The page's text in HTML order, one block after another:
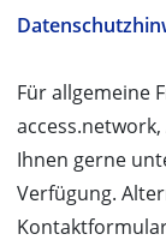
Für allgemeine
Ihnen gerne
Verfügung.